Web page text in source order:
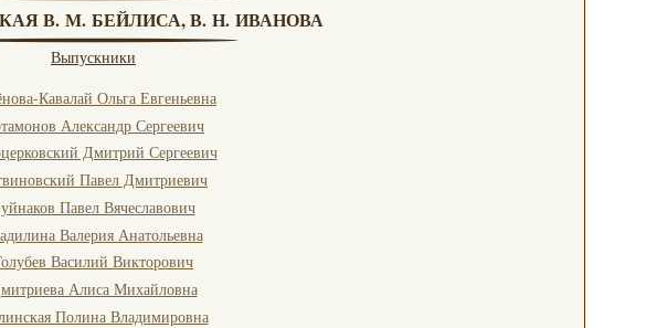
В. М. БЕЙЛИСА, В. Н. ИВАНОВА
Выпускники
Кавалай Ольга Евгеньевна
Александр Сергеевич
Дмитрий Сергеевич
Павел Дмитриевич
Павел Вячеславович
Валерия Анатольевна
Василий Викторович
Алиса Михайловна
Полина Владимировна